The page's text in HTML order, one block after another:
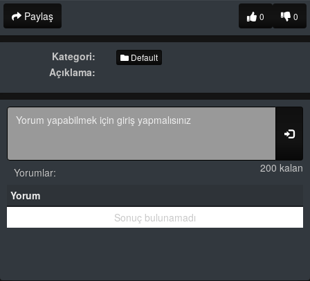
Paylaş 0
0
Kategori: Default
Açıklama:
200 kalan
Yorumlar:
Yorum
Sonuç bulunamadı